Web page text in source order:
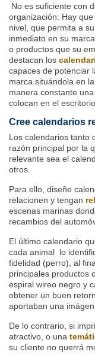
No es suficiente con
organización: Hay
nivel, que permita a
inmediato en su
o productos que su
destacan los
capaces de potenciar
marca situándola en
manera constante
colocan en el escritorio.
Cree calendarios
Los calendarios tanto
razón principal por la
relevante sea el
otros.
Para ello, diseñe ca
relacionen y tengan
escenas marinas
recambios del
El último calendario
cada animal lo
fidelidad (perro), al
principales productos
espiral wireo negro y
obtener un buen
aportaban una
De lo contrario, si
atractivo, o una
su cliente no querrá